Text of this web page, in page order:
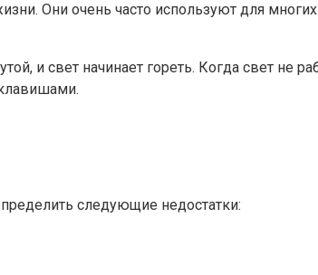
Они очень часто используют для
и свет начинает гореть. Когда свет не
следующие недостатки: